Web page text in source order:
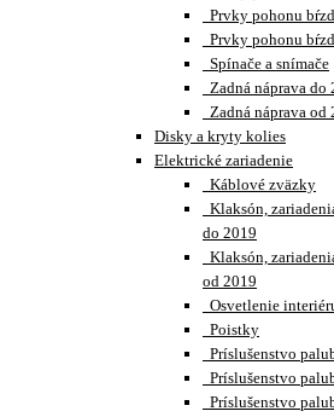
Prvky pohonu
Prvky pohonu
Spínače a snímače
Zadná náprava do
Zadná náprava od
Disky a kryty kolies
Elektrické zariadenie
Káblové zväzky
Klaksón,
do 2019
Klaksón,
od 2019
Osvetlenie
Poistky
Príslušenstvo
Príslušenstvo
Príslušenstvo